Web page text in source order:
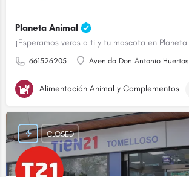
Planeta Animal
661526205 Avenida Don Antonio Huertas
Alimentación Animal y Complementos
CLOSED